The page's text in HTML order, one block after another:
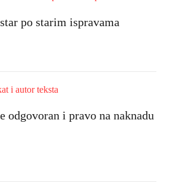
po starim ispravama
odgovoran i pravo na naknadu